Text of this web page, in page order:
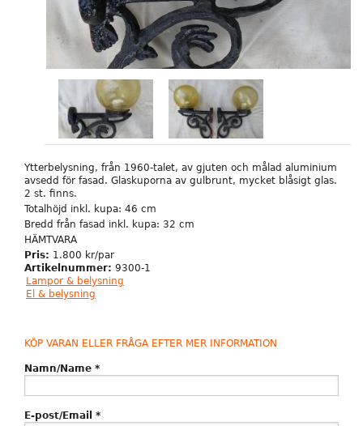
Ytterbelysning, från 1960-talet, av gjuten och målad aluminium
avsedd för fasad. Glaskuporna av gulbrunt, mycket blåsigt glas.
2 st. finns.
Totalhöjd inkl. kupa: 46 cm
Bredd från fasad inkl. kupa: 32 cm
HÄMTVARA
Pris: 1.800 kr/par
Artikelnummer: 9300-1
Lampor & belysning
El & belysning
KÖP VARAN ELLER FRÅGA EFTER MER INFORMATION
Namn/Name *
E-post/Email *